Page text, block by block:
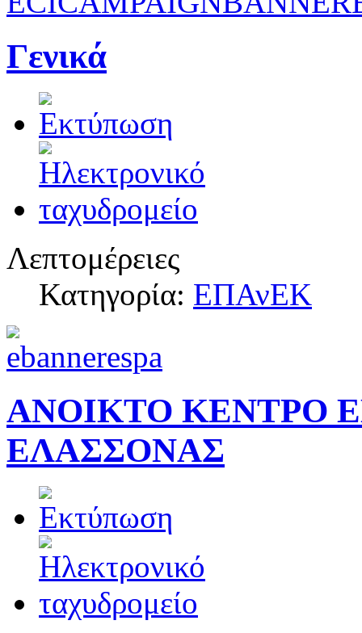
Γενικά
Λεπτομέρειες
Κατηγορία: ΕΠΑνΕΚ
ΑΝΟΙΚΤΟ ΚΕΝΤΡΟ
ΕΛΑΣΣΟΝΑΣ